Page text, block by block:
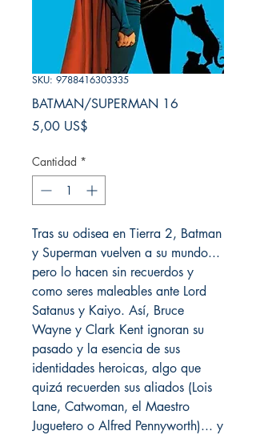
SKU: 9788416303335
BATMAN/SUPERMAN 16
5,00 US$
Cantidad *
Tras su odisea en Tierra 2, Batman
y Superman vuelven a su mundo...
pero lo hacen sin recuerdos y
como seres maleables ante Lord
Satanus y Kaiyo. Así, Bruce
Wayne y Clark Kent ignoran su
pasado y la esencia de sus
identidades heroicas, algo que
quizá recuerden sus aliados (Lois
Lane, Catwoman, el Maestro
Juguetero o Alfred Pennyworth)... y